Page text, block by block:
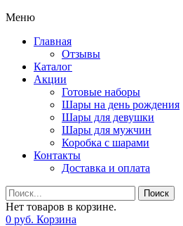
Меню
Главная
Отзывы
Каталог
Акции
Готовые наборы
Шары на день рождения
Шары для девушки
Шары для мужчин
Коробка с шарами
Контакты
Доставка и оплата
Поиск
Нет товаров в корзине.
0 руб. Корзина